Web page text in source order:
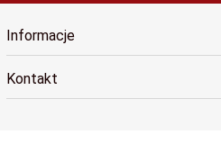
Informacje
Kontakt